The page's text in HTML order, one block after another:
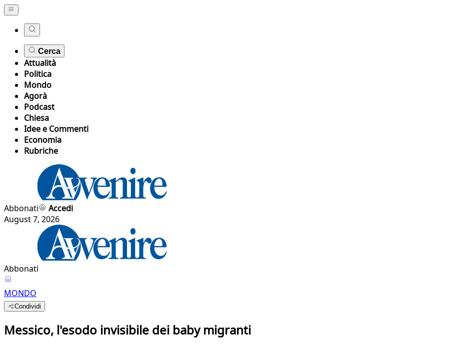
Cerca
Attualità
Politica
Mondo
Agorà
Podcast
Chiesa
Idee e Commenti
Economia
Rubriche
Abbonati
Accedi
August 7, 2026
Abbonati
MONDO
Condividi
Messico, l'esodo invisibile dei baby migranti